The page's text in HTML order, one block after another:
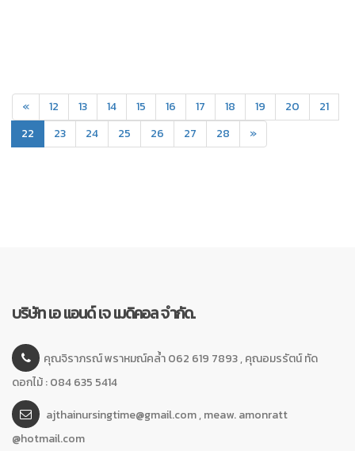
« 12 13 14 15 16 17 18 19 20
21
22 (current)
23 24 25 26 27 28 »
บริษัท เอ แอนด์ เจ เมดิคอล จำกัด.
คุณจิราภรณ์ พราหมณ์คล้ำ 062 619 7893 , คุณอมรรัตน์ ทัด
ดอกไม้ : 084 635 5414
ajthainursingtime@gmail.com , meaw. amonratt
@hotmail.com